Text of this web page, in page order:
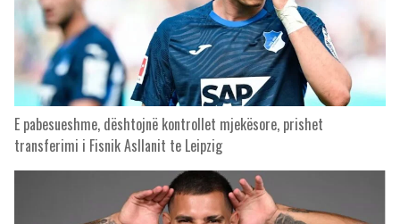
E pabesueshme, dështojnë kontrollet mjekësore, prishet
transferimi i Fisnik Asllanit te Leipzig